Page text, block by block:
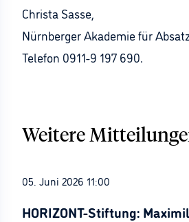
Christa Sasse,
Nürnberger Akademie für
Telefon 0911-9 197 690.
Weitere
05. Juni 2026 11:00
HORIZONT-Stiftung: